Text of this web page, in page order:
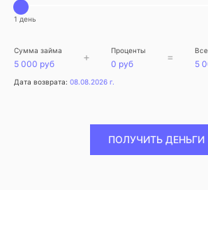
1 день
Сумма займа
5 000 руб
+ Проценты
0 руб
=
5
Дата возврата: 08.08.2026 г.
ПОЛУЧИТЬ ДЕНЬГИ